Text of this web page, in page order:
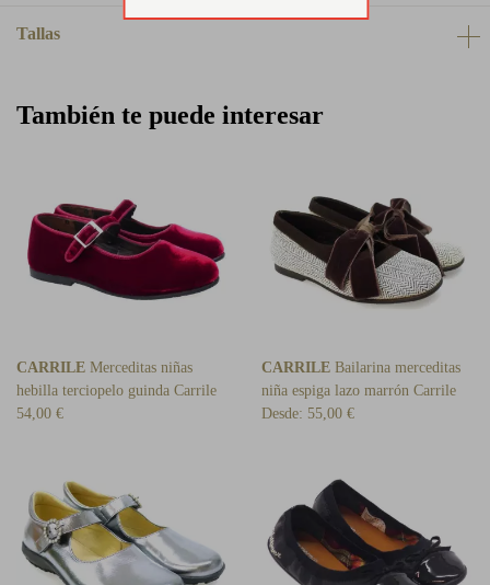
Tallas
También te puede interesar
CARRILE Merceditas niñas
hebilla terciopelo guinda Carrile
54,00 €
CARRILE Bailarina merceditas
niña espiga lazo marrón Carrile
Desde: 55,00 €